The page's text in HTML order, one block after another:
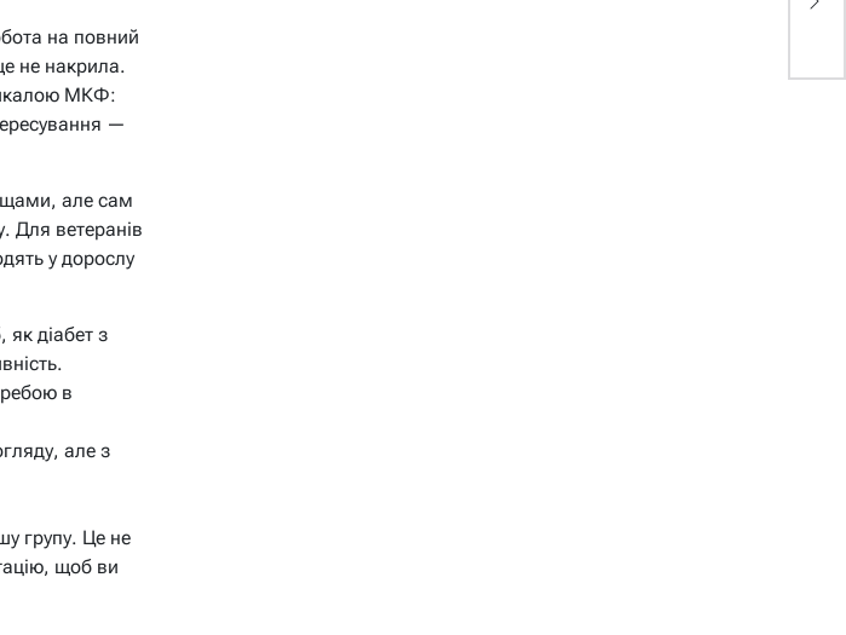
на повний
не накрила.
шкалою МКФ:
—
але сам
Для ветеранів
у дорослу
як діабет з
в
але з
групу. Це не
щоб ви